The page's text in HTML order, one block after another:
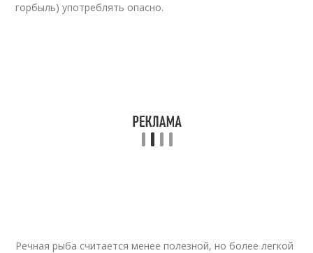
горбыль) употреблять опасно.
Речная рыба считается менее полезной, но более легкой